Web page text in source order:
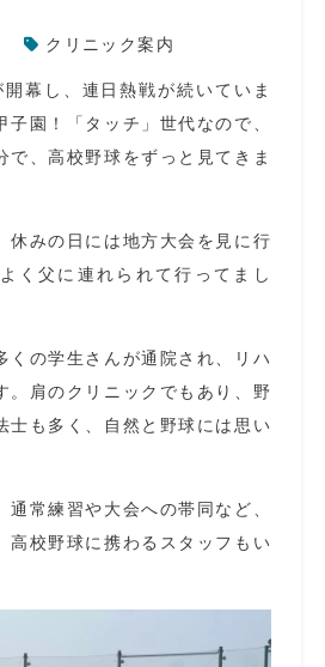
クリニック案内
幕し、連日熱戦が続いていま
子園！「タッチ」世代なので、
で、高校野球をずっと見てきま
休みの日には地方大会を見に行
く父に連れられて行ってまし
くの学生さんが通院され、リハ
。肩のクリニックでもあり、野
士も多く、自然と野球には思い
通常練習や大会への帯同など、
高校野球に携わるスタッフもい